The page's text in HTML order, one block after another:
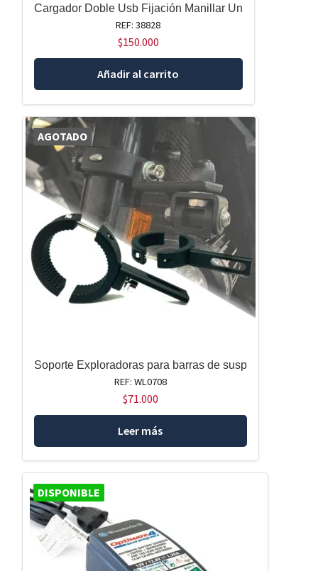
Cargador Doble Usb Fijación Manillar Un
REF: 38828
$150.000
Añadir al carrito
AGOTADO
Soporte Exploradoras para barras de susp
REF: WL0708
$71.000
Leer más
DISPONIBLE